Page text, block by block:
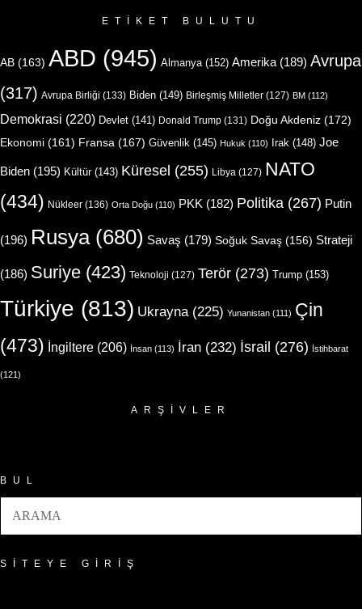
ETIKET BULUTU
AB (163) ABD (945) Almanya(152) Amerika (189) Avrupa
(317) Avrupa Birliği (133) Biden (149) Birleşmiş Milletler (127) BM (112)
Demokrasi (220) Devlet (141) Donald Trump (131) Doğu Akdeniz (172)
Ekonomi (161) Fransa (167) Güvenlik (145) Hukuk (110) Irak (148) Joe
Biden (195) Kültür(143) Küresel (255) Libya (127) NATO
(434) Nükleer (136) Orta Doğu (110) PKK (182) Politika (267) Putin
(196) Rusya(680) Savaş (179) Soğuk Savaş (156) Strateji
(186) Suriye (423) Teknoloji (127) Terör (273) Trump (153)
Türkiye (813) Ukrayna(225) Yunanistan (111) Çin
(473) İngiltere (206) İnsan (113) İran (232) İsrail (276) İstihbarat
(121)
ARŞIVLER
BUL
SITEYE GIRIŞ